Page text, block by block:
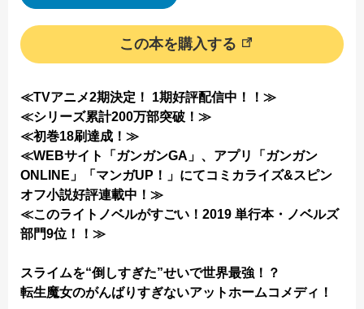
この本を購入する
≪TVアニメ2期決定！ 1期好評配信中！！≫
≪シリーズ累計200万部突破！≫
≪初巻18刷達成！≫
≪WEBサイト「ガンガンGA」、アプリ「ガンガン
ONLINE」「マンガUP！」にてコミカライズ&スピン
オフ小説好評連載中！≫
≪このライトノベルがすごい！2019 単行本・ノベルズ
部門9位！！≫
スライムを“倒しすぎた”せいで世界最強！？
転生魔女のがんばりすぎないアットホームコメディ！